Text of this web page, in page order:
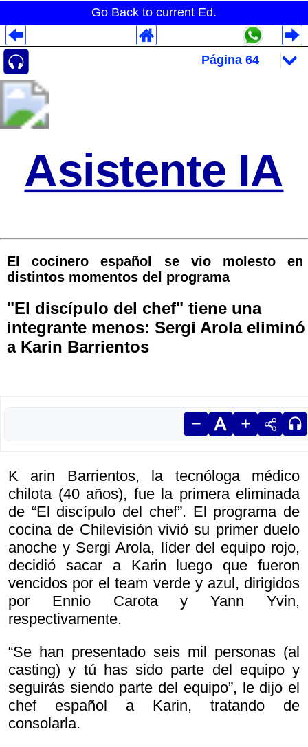
Go Back to current Ed.
Asistente IA
El cocinero español se vio molesto en
distintos momentos del programa
"El discípulo del chef" tiene una
integrante menos: Sergi Arola eliminó
a Karin Barrientos
K arin Barrientos, la tecnóloga médico
chilota (40 años), fue la primera eliminada
de “El discípulo del chef”. El programa de
cocina de Chilevisión vivió su primer duelo
anoche y Sergi Arola, líder del equipo rojo,
decidió sacar a Karin luego que fueron
vencidos por el team verde y azul, dirigidos
por Ennio Carota y Yann Yvin,
respectivamente.
“Se han presentado seis mil personas (al
casting) y tú has sido parte del equipo y
seguirás siendo parte del equipo”, le dijo el
chef español a Karin, tratando de
consolarla.
Despliegues Analytics
Despliegues Totales
Despliegues por Rubros